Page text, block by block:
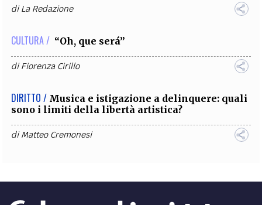
diLa Redazione
CULTURA / “Oh, que será”
diFiorenza Cirillo
DIRITTO / Musica e istigazione a delinquere: quali
sono i limiti della libertà artistica?
diMatteo Cremonesi